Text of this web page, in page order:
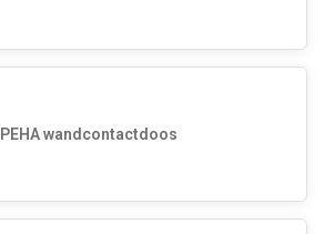
PEHA wandcontactdoos